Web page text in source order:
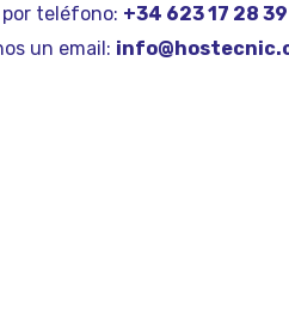
por teléfono: +34 623 17 28 39
un email: